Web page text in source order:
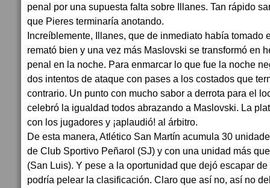
penal por una supuesta falta sobre Illanes. Tan rápido
que Pieres terminaría anotando.
Increíblemente, Illanes, que de inmediato había tomado
remató bien y una vez más Maslovski se transformó en
penal en la noche. Para enmarcar lo que fue la noche
dos intentos de ataque con pases a los costados que
contrario. Un punto con mucho sabor a derrota para el
celebró la igualdad todos abrazando a Maslovski. La
con los jugadores y ¡aplaudió! al árbitro.
De esta manera, Atlético San Martín acumula 30
de Club Sportivo Peñarol (SJ) y con una unidad más
(San Luis). Y pese a la oportunidad que dejó escapar
podría pelear la clasificación. Claro que así no, así no